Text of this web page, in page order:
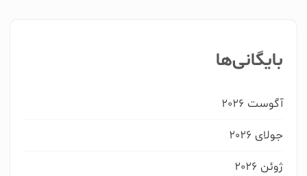
بایگانی‌ها
آگوست 2026
جولای 2026
ژوئن 2026
برای چاپ کتاب خود حاضرید چه میزان سرمایه گذاری
‌کنید؟
بیش از 10 میلیون تومان
بین 3 تا 6 میلیون تومان